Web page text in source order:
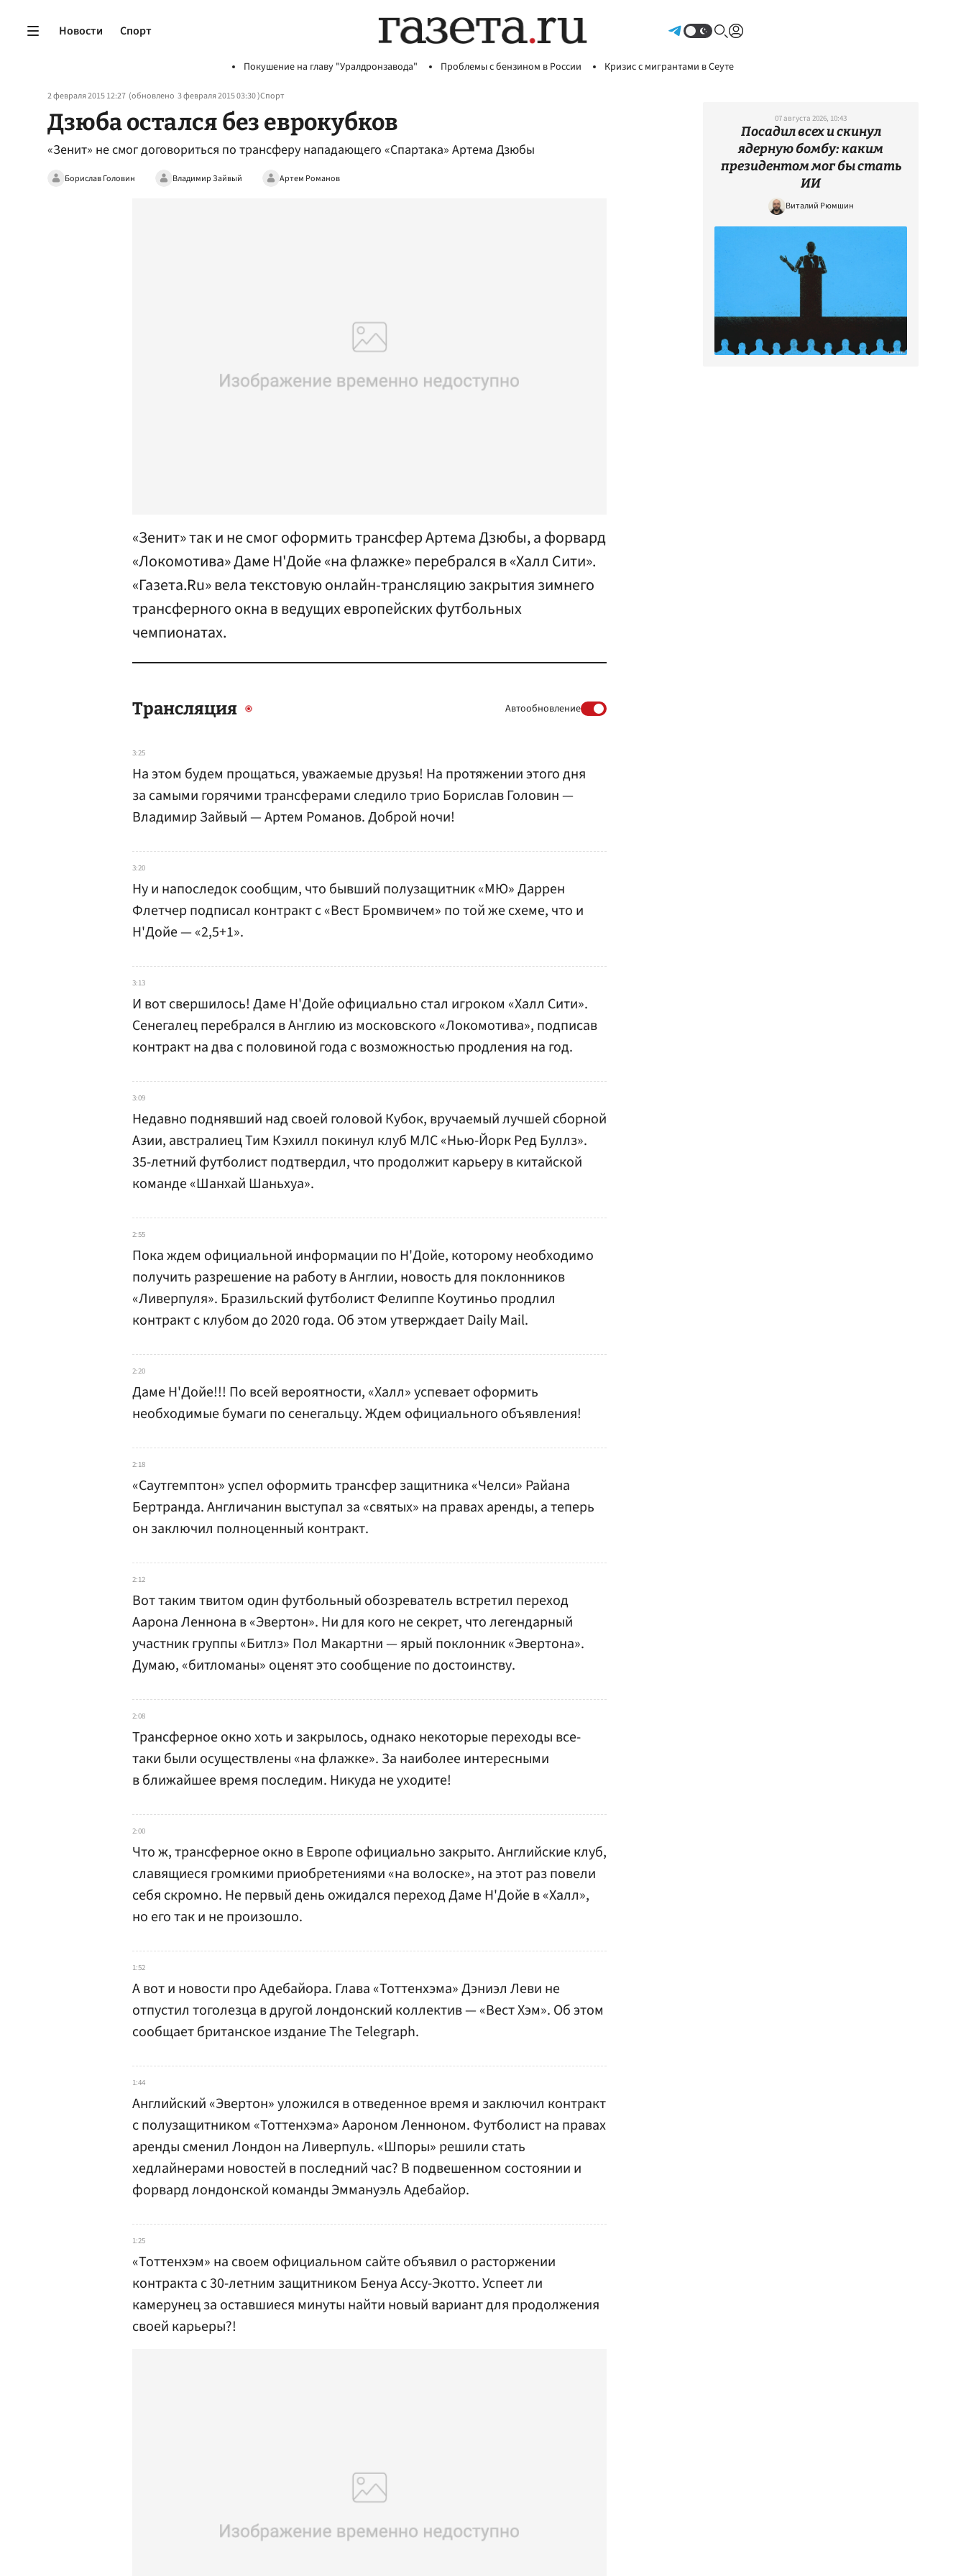
Новости Спорт
Покушение на главу "Уралдронзавода" Проблемы с бензином в России Кризис с мигрантами в Сеуте
2 февраля 2015 12:27 (обновлено 3 февраля 2015 03:30)Спорт
Дзюба остался без еврокубков
«Зенит» не смог договориться по трансферу нападающего «Спартака» Артема Дзюбы
Борислав Головин Владимир Зайвый Артем Романов
«Зенит» так и не смог оформить трансфер Артема Дзюбы, а форвард
«Локомотива» Даме Н'Дойе «на флажке» перебрался в «Халл Сити».
«Газета.Ru» вела текстовую онлайн-трансляцию закрытия зимнего
трансферного окна в ведущих европейских футбольных
чемпионатах.
Трансляция Автообновление
3:25
На этом будем прощаться, уважаемые друзья! На протяжении этого дня
за самыми горячими трансферами следило трио Борислав Головин —
Владимир Зайвый — Артем Романов. Доброй ночи!
3:20
Ну и напоследок сообщим, что бывший полузащитник «МЮ» Даррен
Флетчер подписал контракт с «Вест Бромвичем» по той же схеме, что и
Н'Дойе — «2,5+1».
3:13
И вот свершилось! Даме Н'Дойе официально стал игроком «Халл Сити».
Сенегалец перебрался в Англию из московского «Локомотива», подписав
контракт на два с половиной года с возможностью продления на год.
3:09
Недавно поднявший над своей головой Кубок, вручаемый лучшей сборной
Азии, австралиец Тим Кэхилл покинул клуб МЛС «Нью-Йорк Ред Буллз».
35-летний футболист подтвердил, что продолжит карьеру в китайской
команде «Шанхай Шаньхуа».
2:55
Пока ждем официальной информации по Н'Дойе, которому необходимо
получить разрешение на работу в Англии, новость для поклонников
«Ливерпуля». Бразильский футболист Фелиппе Коутиньо продлил
контракт с клубом до 2020 года. Об этом утверждает Daily Mail.
2:20
Даме Н'Дойе!!! По всей вероятности, «Халл» успевает оформить
необходимые бумаги по сенегальцу. Ждем официального объявления!
2:18
«Саутгемптон» успел оформить трансфер защитника «Челси» Райана
Бертранда. Англичанин выступал за «святых» на правах аренды, а теперь
он заключил полноценный контракт.
2:12
Вот таким твитом один футбольный обозреватель встретил переход
Аарона Леннона в «Эвертон». Ни для кого не секрет, что легендарный
участник группы «Битлз» Пол Макартни — ярый поклонник «Эвертона».
Думаю, «битломаны» оценят это сообщение по достоинству.
2:08
Трансферное окно хоть и закрылось, однако некоторые переходы все-
таки были осуществлены «на флажке». За наиболее интересными
в ближайшее время последим. Никуда не уходите!
2:00
Что ж, трансферное окно в Европе официально закрыто. Английские клуб,
славящиеся громкими приобретениями «на волоске», на этот раз повели
себя скромно. Не первый день ожидался переход Даме Н'Дойе в «Халл»,
но его так и не произошло.
1:52
А вот и новости про Адебайора. Глава «Тоттенхэма» Дэниэл Леви не
отпустил тоголезца в другой лондонский коллектив — «Вест Хэм». Об этом
сообщает британское издание The Telegraph.
1:44
Английский «Эвертон» уложился в отведенное время и заключил контракт
с полузащитником «Тоттенхэма» Аароном Ленноном. Футболист на правах
аренды сменил Лондон на Ливерпуль. «Шпоры» решили стать
хедлайнерами новостей в последний час? В подвешенном состоянии и
форвард лондонской команды Эммануэль Адебайор.
1:25
«Тоттенхэм» на своем официальном сайте объявил о расторжении
контракта с 30-летним защитником Бенуа Ассу-Экотто. Успеет ли
камерунец за оставшиеся минуты найти новый вариант для продолжения
своей карьеры?!
07 августа 2026, 10:43
Посадил всех и скинул
ядерную бомбу: каким
президентом мог бы стать
ИИ
Виталий Рюмшин